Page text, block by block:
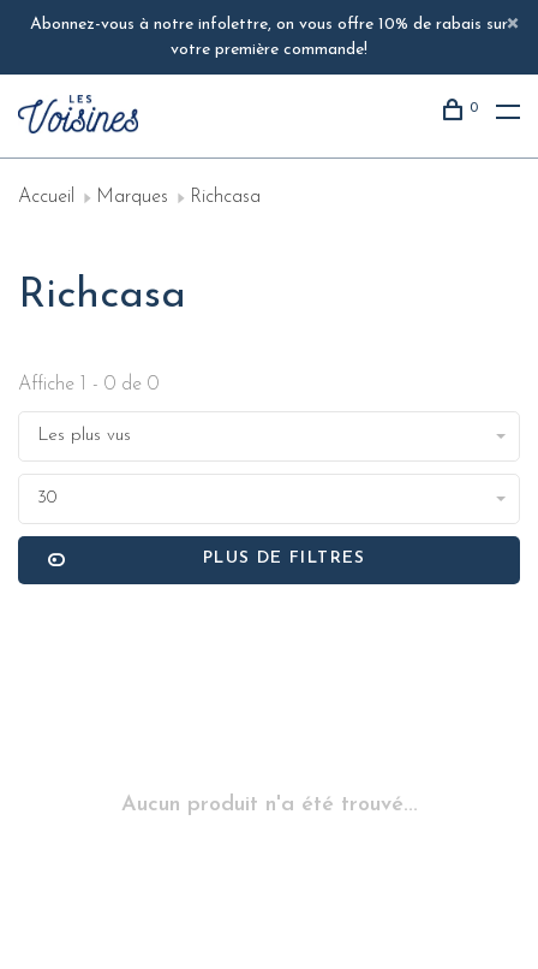
Abonnez-vous à notre infolettre, on vous offre 10% de rabais sur
votre première commande!
0
Accueil Marques Richcasa
Richcasa
Affiche 1 - 0 de 0
Les plus vus
30
PLUS DE FILTRES
Aucun produit n'a été trouvé...